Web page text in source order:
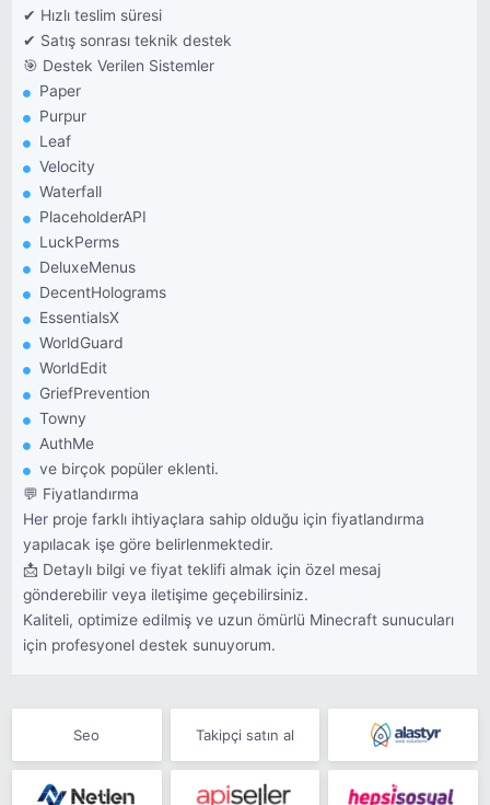
✔ Hızlı teslim süresi
✔ Satış sonrası teknik destek
🎯 Destek Verilen Sistemler
Paper
Purpur
Leaf
Velocity
Waterfall
PlaceholderAPI
LuckPerms
DeluxeMenus
DecentHolograms
EssentialsX
WorldGuard
WorldEdit
GriefPrevention
Towny
AuthMe
ve birçok popüler eklenti.
💬 Fiyatlandırma
Her proje farklı ihtiyaçlara sahip olduğu için fiyatlandırma
yapılacak işe göre belirlenmektedir.
📩 Detaylı bilgi ve fiyat teklifi almak için özel mesaj
gönderebilir veya iletişime geçebilirsiniz.
Kaliteli, optimize edilmiş ve uzun ömürlü Minecraft sunucuları
için profesyonel destek sunuyorum.
Seo Takipçi satın al